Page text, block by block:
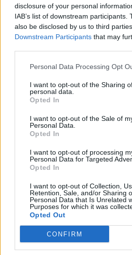
disclosure of your personal
IAB’s list of downstream participants.
also be disclosed by us to third
Downstream Participants that may
Personal Data Processing Opt
I want to opt-out of the Sharing
personal data.
Opted In
I want to opt-out of the Sale of
Personal Data.
Opted In
I want to opt-out of processing
Personal Data for Targeted
Opted In
I want to opt-out of Collection,
Retention, Sale, and/or Sharing
Personal Data that Is Unrelated
Purposes for which it was
Opted Out
CONFIRM
Δωδεκάνησα: Νέο
ενίσχυση του ΕΣΥ στη Ρόδο,
Άδωνη Γεωργιάδη
Ρόδος: Πρόστιμο 73.000 ευρώ σε